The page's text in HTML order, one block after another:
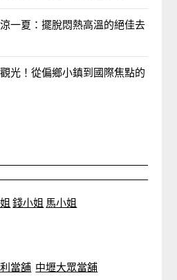
一夏：擺脫悶熱高溫的絕佳去
光！從偏鄉小鎮到國際焦點的
錢小姐 馬小姐
當舖 中壢大眾當舖